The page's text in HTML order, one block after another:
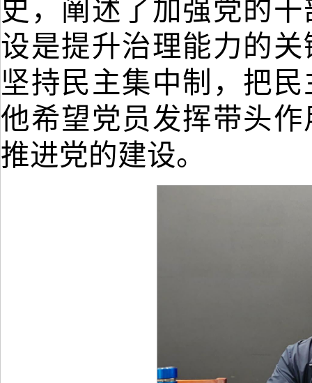
史，阐述了加强党的
设是提升治理能力的
坚持民主集中制，把
他希望党员发挥带头
推进党的建设。